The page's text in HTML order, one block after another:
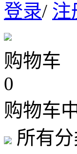
登录/ 注
购物车
0
购物车
所有